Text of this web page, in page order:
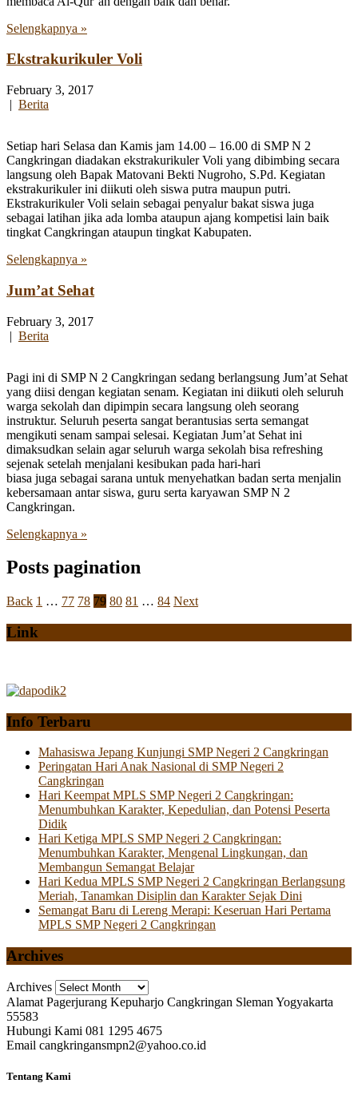
Selengkapnya »
Ekstrakurikuler Voli
February 3, 2017
| Berita
Setiap hari Selasa dan Kamis jam 14.00 – 16.00 di SMP N 2
Cangkringan diadakan ekstrakurikuler Voli yang dibimbing secara
langsung oleh Bapak Matovani Bekti Nugroho, S.Pd. Kegiatan
ekstrakurikuler ini diikuti oleh siswa putra maupun putri.
Ekstrakurikuler Voli selain sebagai penyalur bakat siswa juga
sebagai latihan jika ada lomba ataupun ajang kompetisi lain baik
tingkat Cangkringan ataupun tingkat Kabupaten.
Selengkapnya »
Jum’at Sehat
February 3, 2017
| Berita
Pagi ini di SMP N 2 Cangkringan sedang berlangsung Jum’at Sehat
yang diisi dengan kegiatan senam. Kegiatan ini diikuti oleh seluruh
warga sekolah dan dipimpin secara langsung oleh seorang
instruktur. Seluruh peserta sangat berantusias serta semangat
mengikuti senam sampai selesai. Kegiatan Jum’at Sehat ini
dimaksudkan selain agar seluruh warga sekolah bisa refreshing
sejenak setelah menjalani kesibukan pada hari-hari
biasa juga sebagai sarana untuk menyehatkan badan serta menjalin
kebersamaan antar siswa, guru serta karyawan SMP N 2
Cangkringan.
Selengkapnya »
Posts pagination
Back 1 … 77 78 79 80 81 … 84 Next
Link
Info Terbaru
Mahasiswa Jepang Kunjungi SMP Negeri 2 Cangkringan
Peringatan Hari Anak Nasional di SMP Negeri 2
Cangkringan
Hari Keempat MPLS SMP Negeri 2 Cangkringan:
Menumbuhkan Karakter, Kepedulian, dan Potensi Peserta
Didik
Hari Ketiga MPLS SMP Negeri 2 Cangkringan:
Menumbuhkan Karakter, Mengenal Lingkungan, dan
Membangun Semangat Belajar
Hari Kedua MPLS SMP Negeri 2 Cangkringan Berlangsung
Meriah, Tanamkan Disiplin dan Karakter Sejak Dini
Semangat Baru di Lereng Merapi: Keseruan Hari Pertama
MPLS SMP Negeri 2 Cangkringan
Archives
Archives
Alamat Pagerjurang Kepuharjo Cangkringan Sleman Yogyakarta
55583
Hubungi Kami 081 1295 4675
Email cangkringansmpn2@yahoo.co.id
Tentang Kami